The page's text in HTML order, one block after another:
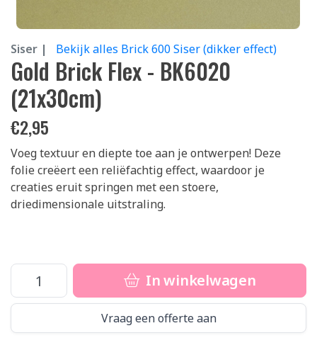
Siser | Bekijk alles Brick 600 Siser (dikker effect)
Gold Brick Flex - BK6020
(21x30cm)
€2,95
Voeg textuur en diepte toe aan je ontwerpen! Deze
folie creëert een reliëfachtig effect, waardoor je
creaties eruit springen met een stoere,
driedimensionale uitstraling.
In winkelwagen
Vraag een offerte aan